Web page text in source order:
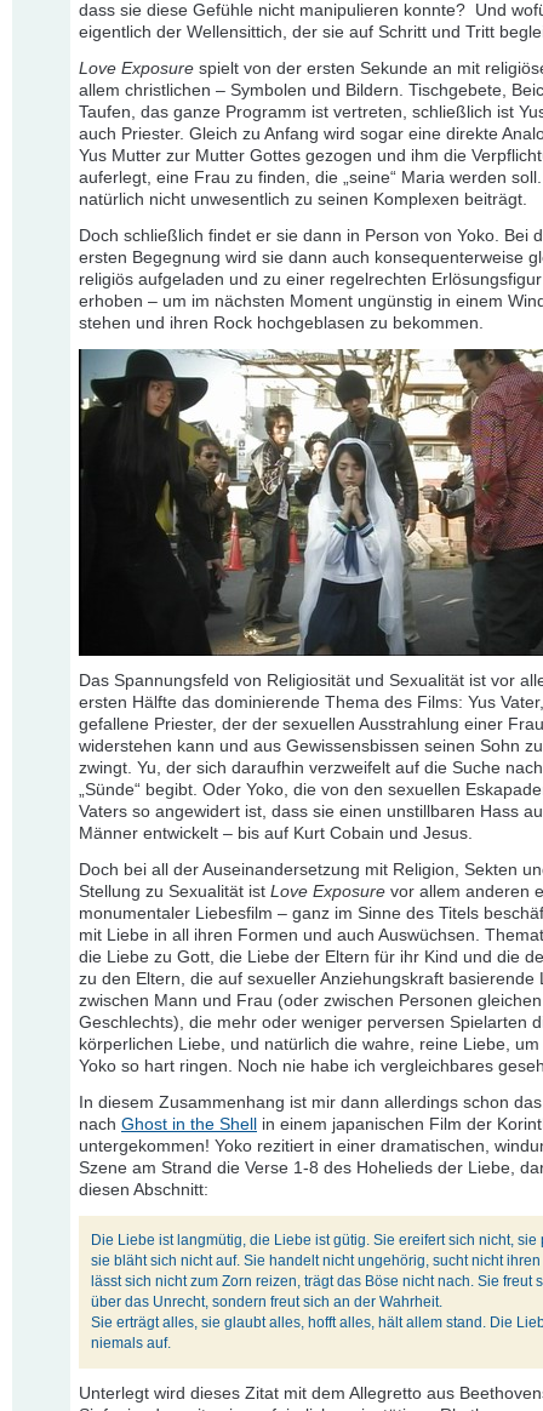
dass sie diese Gefühle nicht manipulieren konnte? Und
eigentlich der Wellensittich, der sie auf Schritt und Tritt
Love Exposure spielt von der ersten Sekunde an mit
allem christlichen – Symbolen und Bildern. Tischgebete,
Taufen, das ganze Programm ist vertreten, schließlich ist
auch Priester. Gleich zu Anfang wird sogar eine direkte
Yus Mutter zur Mutter Gottes gezogen und ihm die
auferlegt, eine Frau zu finden, die „seine“ Maria werden
natürlich nicht unwesentlich zu seinen Komplexen beiträgt.
Doch schließlich findet er sie dann in Person von Yoko. Bei
ersten Begegnung wird sie dann auch konsequenterweise
religiös aufgeladen und zu einer regelrechten
erhoben – um im nächsten Moment ungünstig in einem
stehen und ihren Rock hochgeblasen zu bekommen.
Das Spannungsfeld von Religiosität und Sexualität ist vor
ersten Hälfte das dominierende Thema des Films: Yus
gefallene Priester, der der sexuellen Ausstrahlung einer
widerstehen kann und aus Gewissensbissen seinen Sohn
zwingt. Yu, der sich daraufhin verzweifelt auf die Suche
„Sünde“ begibt. Oder Yoko, die von den sexuellen
Vaters so angewidert ist, dass sie einen unstillbaren Hass
Männer entwickelt – bis auf Kurt Cobain und Jesus.
Doch bei all der Auseinandersetzung mit Religion, Sekten
Stellung zu Sexualität ist Love Exposure vor allem anderen
monumentaler Liebesfilm – ganz im Sinne des Titels
mit Liebe in all ihren Formen und auch Auswüchsen.
die Liebe zu Gott, die Liebe der Eltern für ihr Kind und die
zu den Eltern, die auf sexueller Anziehungskraft basierende
zwischen Mann und Frau (oder zwischen Personen gleichen
Geschlechts), die mehr oder weniger perversen Spielarten
körperlichen Liebe, und natürlich die wahre, reine Liebe, um
Yoko so hart ringen. Noch nie habe ich vergleichbares
In diesem Zusammenhang ist mir dann allerdings schon
nach Ghost in the Shell
in einem japanischen Film der
untergekommen! Yoko rezitiert in einer dramatischen,
Szene am Strand die Verse 1-8 des Hohelieds der Liebe,
diesen Abschnitt:
Die Liebe ist langmütig, die Liebe ist gütig. Sie ereifert sich nicht, sie
sie bläht sich nicht auf. Sie handelt nicht ungehörig, sucht nicht ihren
lässt sich nicht zum Zorn reizen, trägt das Böse nicht nach. Sie freut
über das Unrecht, sondern freut sich an der Wahrheit.
Sie erträgt alles, sie glaubt alles, hofft alles, hält allem stand. Die
niemals auf.
Unterlegt wird dieses Zitat mit dem Allegretto aus